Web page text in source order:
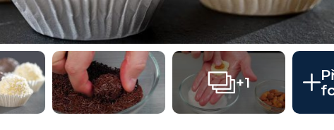
+1